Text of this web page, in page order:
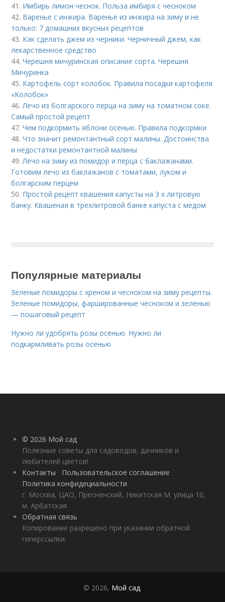
41. Имбирь лимон чеснок. Польза имбиря с чесноком
42. Варенье с инжира. Варенье из инжира на зиму и не
только: 7 домашних вкусных рецептов
43. Как сделать джем из черники. Черничный джем, как
лекарственное средство
44.Черешня мичуринская описание сорта. Черешня
Мичуринка
45. Картофель сорт колобок. Правила посадки картофеля
«Колобок»
46. Лечо из болгарского перца на зиму на томатном соке.
Самый простой рецепт
47.Чем подкормить яблони осенью. Правила подкормки
48.Что значит ремонтантный сорт малины. Достоинства
и недостатки ремонтантной малины
49. Лечо на зиму из помидор и перца с баклажанами.
Готовим лечо из баклажанов с томатами, луком и
болгарским перцем
50. Простой рецепт квашения капусты на 3 х литровую
банку. Квашеная в трехлитровой банке капуста с медом
Популярные материалы
Зеленые помидоры с хреном и чесноком на зиму рецепты.
Зеленые помидоры, фаршированные чесноком и зеленью
— пошаговый рецепт
Нужно ли удобрять розы осенью. Нужно ли
подкармливать розы осенью
© 2026 Мой сад
Полезные советы для садоводов, дачников и
любителей цветов!
Контакты
Пользовательское соглашение
Политика конфидециальности
г. Москва, ЦАО, Пресненский, Никитская М. улица 10,
м. Арбатская
Обратная связь
Копирование разрешено при указании обратной
гиперссылки.
© 2026, Мой сад.